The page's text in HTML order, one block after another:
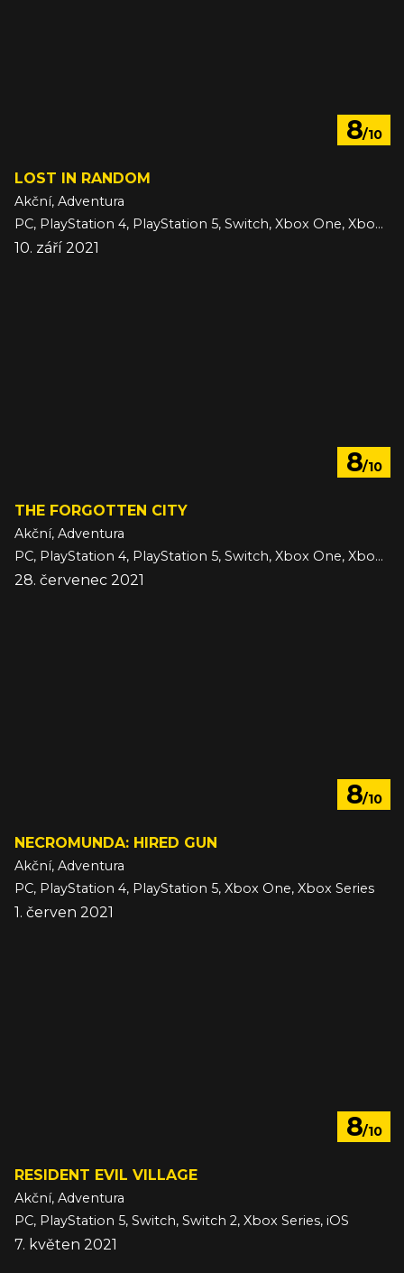
8/10
LOST IN RANDOM
Akční, Adventura
PC, PlayStation 4, PlayStation 5, Switch, Xbox One, Xbox Series
10. září 2021
8/10
THE FORGOTTEN CITY
Akční, Adventura
PC, PlayStation 4, PlayStation 5, Switch, Xbox One, Xbox Series
28. červenec 2021
8/10
NECROMUNDA: HIRED GUN
Akční, Adventura
PC, PlayStation 4, PlayStation 5, Xbox One, Xbox Series
1. červen 2021
8/10
RESIDENT EVIL VILLAGE
Akční, Adventura
PC, PlayStation 5, Switch, Switch 2, Xbox Series, iOS
7. květen 2021